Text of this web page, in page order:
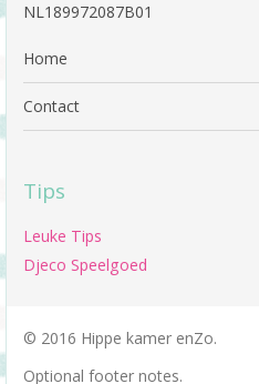
NL189972087B01
Home
Contact
Tips
Leuke Tips
Djeco Speelgoed
© 2016 Hippe kamer enZo.
Optional footer notes.